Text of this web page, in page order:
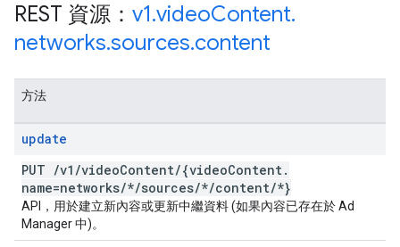
REST 資源： v1.videoContent.
networks.sources.content
方法
update
PUT /v1 /videoContent/{videoContent.
name=networks/*/sources/*/content/*}
API，用於建立新內容或更新中繼資料 (如果內容已存在於 Ad
Manager 中)。